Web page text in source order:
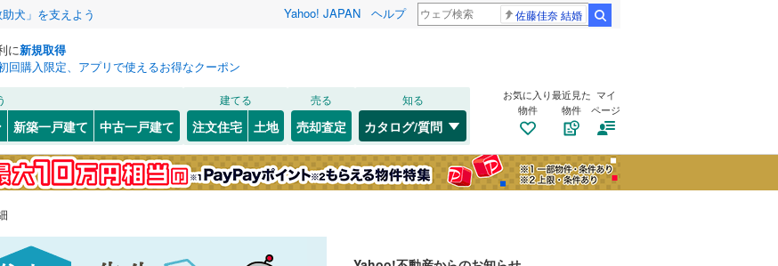
犬」を支えよう Yahoo! JAPAN ヘルプ 佐藤佳奈 結婚
に新規取得
回購入限定、アプリで使えるお得なクーポン
新築一戸建て 中古一戸建て
建てる
注文住宅 土地
売る
売却査定
知る
カタログ/質問
お気に入り
物件
最近見た
物件
マイ
ページ